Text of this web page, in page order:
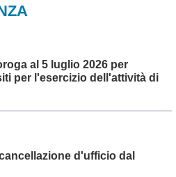
al 5 luglio 2026 per
per l'esercizio dell'attività di
d'ufficio dal